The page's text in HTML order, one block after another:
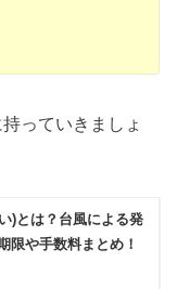
持っていきましょ
)とは？台風による発
限や手数料まとめ！